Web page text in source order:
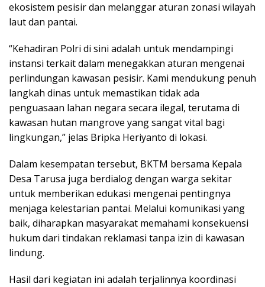
ekosistem pesisir dan melanggar aturan zonasi wilayah
laut dan pantai.
“Kehadiran Polri di sini adalah untuk mendampingi
instansi terkait dalam menegakkan aturan mengenai
perlindungan kawasan pesisir. Kami mendukung penuh
langkah dinas untuk memastikan tidak ada
penguasaan lahan negara secara ilegal, terutama di
kawasan hutan mangrove yang sangat vital bagi
lingkungan,” jelas Bripka Heriyanto di lokasi.
Dalam kesempatan tersebut, BKTM bersama Kepala
Desa Tarusa juga berdialog dengan warga sekitar
untuk memberikan edukasi mengenai pentingnya
menjaga kelestarian pantai. Melalui komunikasi yang
baik, diharapkan masyarakat memahami konsekuensi
hukum dari tindakan reklamasi tanpa izin di kawasan
lindung.
Hasil dari kegiatan ini adalah terjalinnya koordinasi